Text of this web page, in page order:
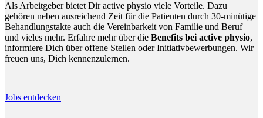
Als Arbeitgeber bietet Dir active physio viele Vorteile. Dazu
gehören neben ausreichend Zeit für die Patienten durch 30-minütige
Behandlungstakte auch die Vereinbarkeit von Familie und Beruf
und vieles mehr. Erfahre mehr über die Benefits bei active physio,
informiere Dich über offene Stellen oder Initiativbewerbungen. Wir
freuen uns, Dich kennenzulernen.
Jobs entdecken